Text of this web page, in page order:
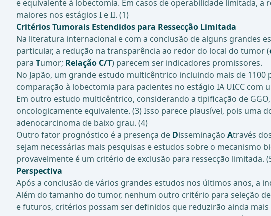
e equivalente à lobectomia. Em casos de operabilidade limitada,
maiores nos estágios I e II. (1)
Critérios Tumorais Estendidos para Ressecção Limitada
Na literatura internacional e com a conclusão de alguns grandes
particular, a redução na transparência ao redor do local do tumor (
para Tumor; Relação C/T) parecem ser indicadores promissores.
No Japão, um grande estudo multicêntrico incluindo mais de
comparação à lobectomia para pacientes no estágio IA UICC com
Em outro estudo multicêntrico, considerando a tipificação de
oncologicamente equivalente. (3) Isso parece plausível, pois
adenocarcinoma de baixo grau. (4)
Outro fator prognóstico é a presença de Disseminação Através
sejam necessárias mais pesquisas e estudos sobre o mecanismo
provavelmente é um critério de exclusão para ressecção limitada.
Perspectiva
Após a conclusão de vários grandes estudos nos últimos anos, a
Além do tamanho do tumor, nenhum outro critério para seleção
e futuros, critérios possam ser definidos que reduzirão ainda